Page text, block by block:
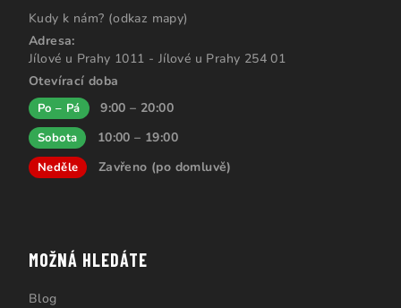
Kudy k nám? (odkaz mapy)
Adresa:
Jílové u Prahy 1011 - Jílové u Prahy 254 01
Otevírací doba
Po – Pá 9:00 – 20:00
Sobota 10:00 – 19:00
Neděle Zavřeno (po domluvě)
MOŽNÁ HLEDÁTE
Blog